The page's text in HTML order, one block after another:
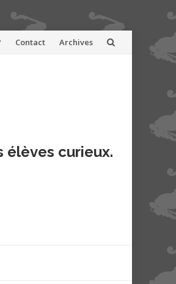
Contact Archives
élèves curieux.